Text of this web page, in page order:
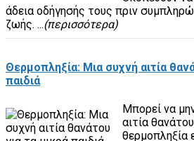
άδεια οδήγησής τους πριν
ζωής. ...(περισσότερα)
Θερμοπληξία: Μια συχνή αιτία
παιδιά
Μπορεί να
αιτία
θερμοπληξία